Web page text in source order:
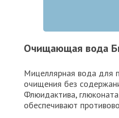
Очищающая вода
Мицеллярная вода для
очищения без
Флюидактива,
обеспечивают